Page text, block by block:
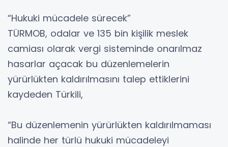
“Hukuki mücadele sürecek”
TÜRMOB, odalar ve 135 bin kişilik meslek
camiası olarak vergi sisteminde onarılmaz
hasarlar açacak bu düzenlemelerin
yürürlükten kaldırılmasını talep ettiklerini
kaydeden Türkili,
“Bu düzenlemenin yürürlükten kaldırılmaması
halinde her türlü hukuki mücadeleyi